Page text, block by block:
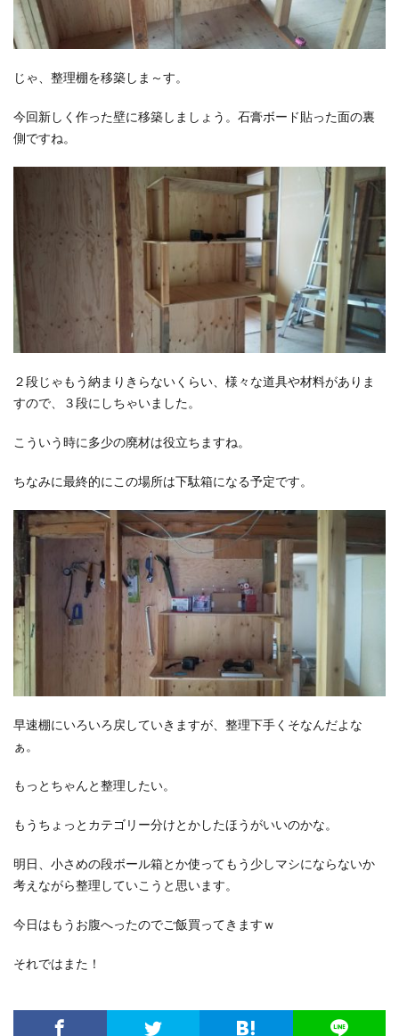
じゃ、整理棚を移築しま～す。
今回新しく作った壁に移築しましょう。石膏ボード貼った面の裏
側ですね。
２段じゃもう納まりきらないくらい、様々な道具や材料がありま
すので、３段にしちゃいました。
こういう時に多少の廃材は役立ちますね。
ちなみに最終的にこの場所は下駄箱になる予定です。
早速棚にいろいろ戻していきますが、整理下手くそなんだよな
ぁ。
もっとちゃんと整理したい。
もうちょっとカテゴリー分けとかしたほうがいいのかな。
明日、小さめの段ボール箱とか使ってもう少しマシにならないか
考えながら整理していこうと思います。
今日はもうお腹へったのでご飯買ってきますｗ
それではまた！